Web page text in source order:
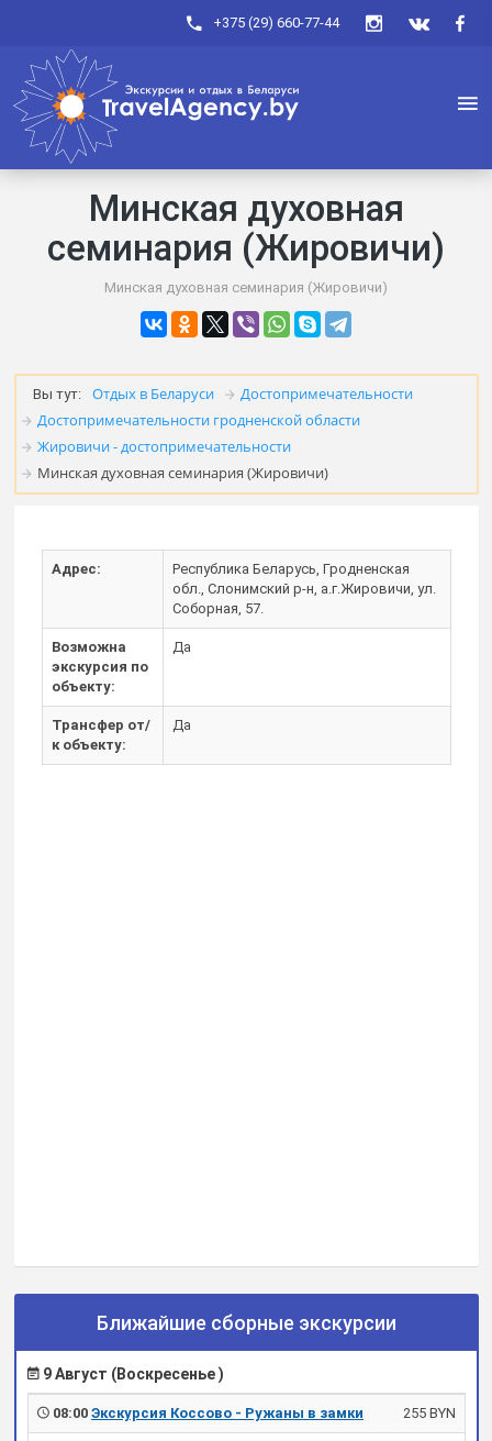
+375 (29) 660-77-44
Минская духовная
семинария (Жировичи)
Минская духовная семинария (Жировичи)
Вы тут: Отдых в Беларуси
Достопримечательности
Достопримечательности гродненской области
Жировичи - достопримечательности
Минская духовная семинария (Жировичи)
Адрес:
Республика Беларусь, Гродненская
обл., Слонимский р-н, а.г.Жировичи, ул.
Соборная, 57.
Возможна
экскурсия по
объекту:
Да
Трансфер от/
к объекту:
Да
Ближайшие сборные экскурсии
9 Август (Воскресенье )
08:00 Экскурсия Коссово - Ружаны в замки 255 BYN